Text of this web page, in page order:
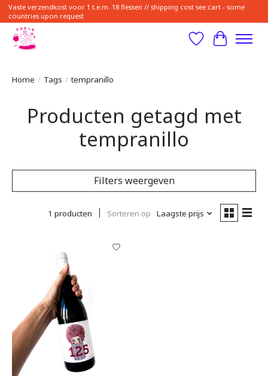
Vaste verzendkost voor 1 t.e.m. 18 flessen // shipping cost see cart - some
countries upon request
Verlanglijst
Home / Tags / tempranillo
Producten getagd met
tempranillo
Filters weergeven
1 producten Sorteren op Laagste prijs